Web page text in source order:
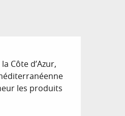
Côte d’Azur,
les produits